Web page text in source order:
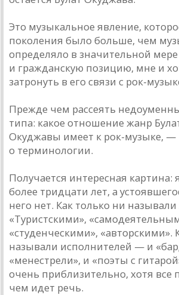
Это музыкальное явление,
поколения было больше, чем
определяло в значительной
и гражданскую позицию, мне и
затронуть в его связи с рок-
Прежде чем рассеять
типа: какое отношение жанр
Окуджавы имеет к рок-музыке, —
о терминологии.
Получается интересная
более тридцати лет, а
него нет. Как только ни называли
«Туристскими»,
«студенческими», «авторскими».
называли исполнителей — и
«менестрели», и «поэты с
очень приблизительно, хотя все
чем идет речь.